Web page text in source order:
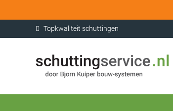
Topkwaliteit schuttingen